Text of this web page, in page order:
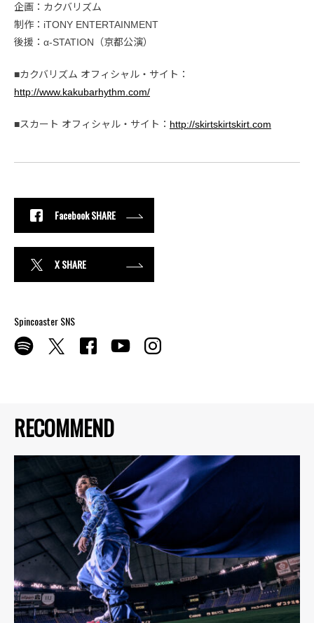
RECOMMEND
企画：カクバリズム
制作：iTONY ENTERTAINMENT
後援：α-STATION（京都公演）
■カクバリズム オフィシャル・サイト：
http://www.kakubarhythm.com/
■スカート オフィシャル・サイト： http://skirtskirtskirt.com
Facebook SHARE
X SHARE
Spincoaster SNS